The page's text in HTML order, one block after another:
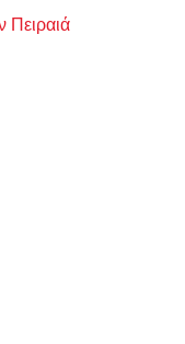
Πειραιά